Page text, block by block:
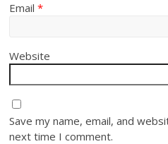
Email*
Website
Save my name, email, and
next time I comment.